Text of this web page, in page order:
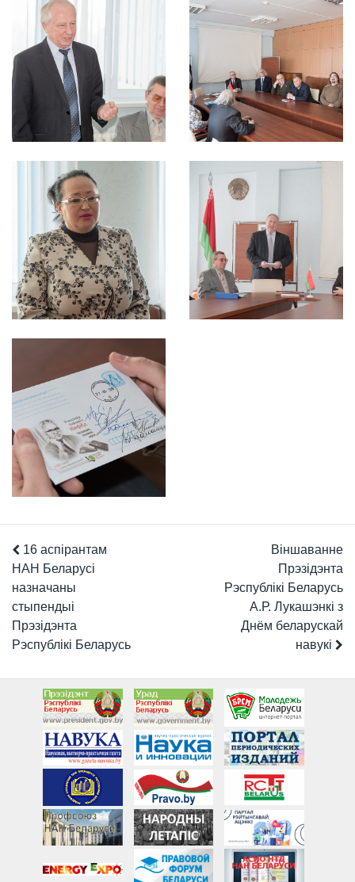
16 аспірантам
НАН Беларусі
назначаны
стыпендыі
Прэзідэнта
Рэспублікі Беларусь
Віншаванне
Прэзідэнта
Рэспублікі Беларусь
А.Р. Лукашэнкі з
Днём беларускай
навукі